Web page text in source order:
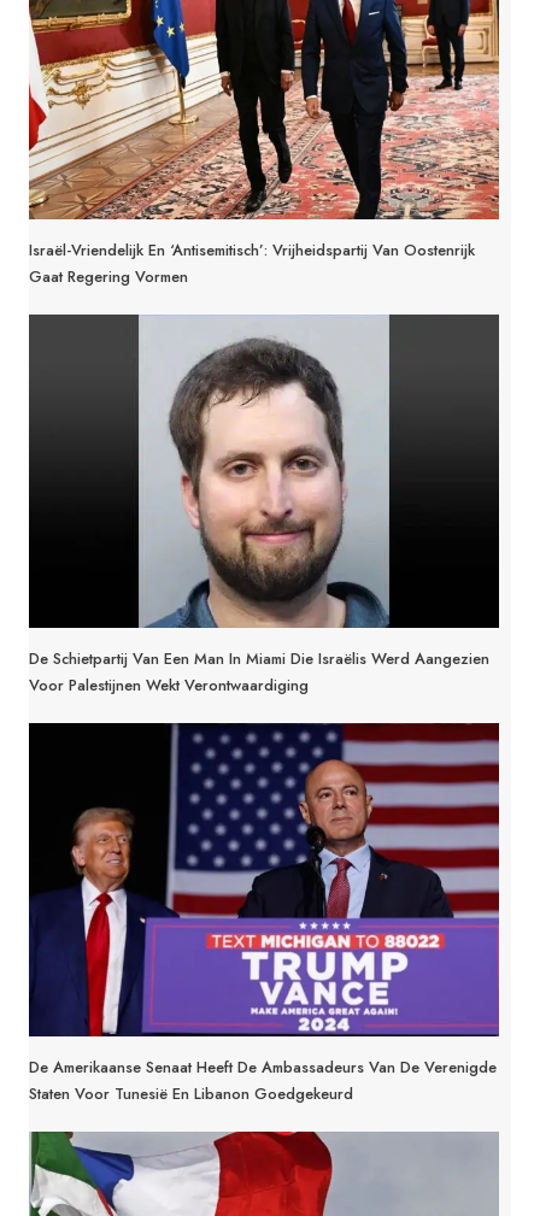
Israël-Vriendelijk En ‘antisemitisch’: Vrijheidspartij Van Oostenrijk
Gaat Regering Vormen
De Schietpartij Van Een Man In Miami Die Israëlis Werd Aangezien
Voor Palestijnen Wekt Verontwaardiging
De Amerikaanse Senaat Heeft De Ambassadeurs Van De Verenigde
Staten Voor Tunesië En Libanon Goedgekeurd